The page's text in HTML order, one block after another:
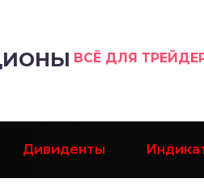
ВСЁ ДЛЯ
Дивиденты